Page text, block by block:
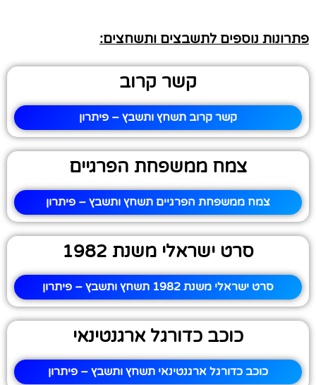
פתרונות נוספים לתשבצים ותשחצים:
קשר קרוב
קשר קרוב תשחץ ותשבץ – פיתרון
צמח ממשפחת הפרגיים
צמח ממשפחת הפרגיים תשחץ ותשבץ – פיתרון
סרט ישראלי משנת 1982
סרט ישראלי משנת 1982 תשחץ ותשבץ – פיתרון
כוכב כדורגל ארגנטינאי
כוכב כדורגל ארגנטינאי תשחץ ותשבץ – פיתרון